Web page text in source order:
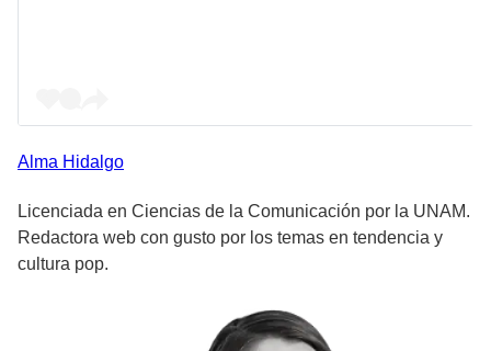
Alma Hidalgo
Licenciada en Ciencias de la Comunicación por la UNAM.
Redactora web con gusto por los temas en tendencia y
cultura pop.